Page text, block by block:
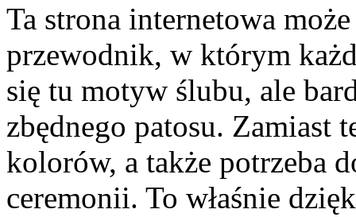
Ta strona internetowa
przewodnik, w którym
się tu motyw ślubu, ale
zbędnego patosu. Zamiast
kolorów, a także potrzeba
ceremonii. To właśnie